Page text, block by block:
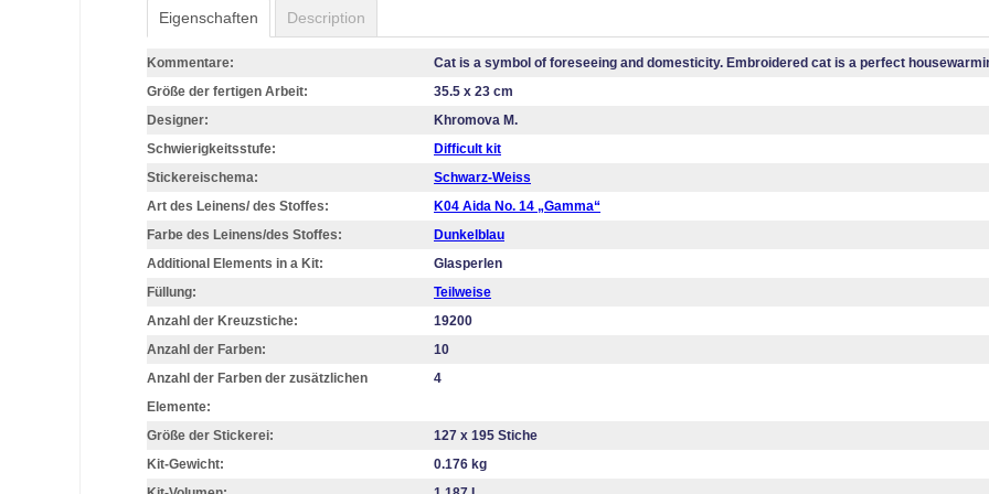
Eigenschaften Description
Kommentare:
Cat is a symbol of foreseeing and domesticity. Embroidered cat is a perfect
Größe der fertigen Arbeit:
35.5 x 23 cm
Designer:
Khromova M.
Schwierigkeitsstufe:
Difficult kit
Stickereischema:
Schwarz-Weiss
Art des Leinens/ des Stoffes:
K04 Aida No. 14 „Gamma“
Farbe des Leinens/des Stoffes:
Dunkelblau
Additional Elements in a Kit:
Glasperlen
Füllung:
Teilweise
Anzahl der Kreuzstiche:
19200
Anzahl der Farben:
10
Anzahl der Farben der zusätzlichen
Elemente:
4
Größe der Stickerei:
127 х 195 Stiche
Kit-Gewicht:
0.176 kg